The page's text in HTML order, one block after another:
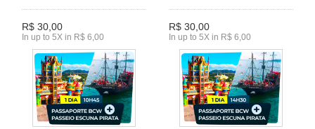
R$ 30,00
In up to 5X in R$ 6,00
R$ 30,00
In up to 5X in R$ 6,00